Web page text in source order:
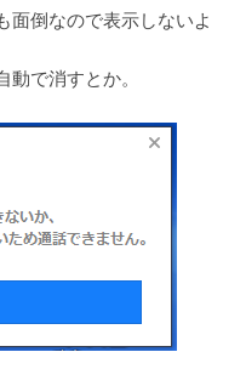
面倒なので表示しないよ
で消すとか。